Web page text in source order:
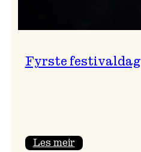
Fyrste festivaldag
Les meir: